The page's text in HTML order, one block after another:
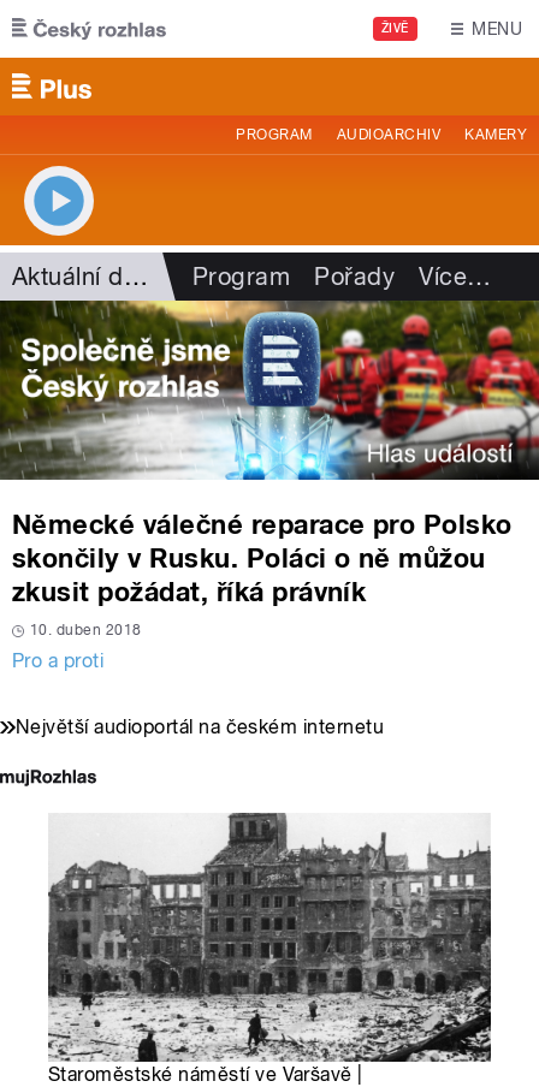
Přejít k hlavnímu obsahu
ŽIVĚ MENU
PROGRAM AUDIOARCHIV KAMERY
Aktuální dění Program Pořady Více…
Německé válečné reparace pro Polsko
skončily v Rusku. Poláci o ně můžou
zkusit požádat, říká právník
10. duben 2018
Pro a proti
Největší audioportál na českém internetu
Staroměstské náměstí ve Varšavě |